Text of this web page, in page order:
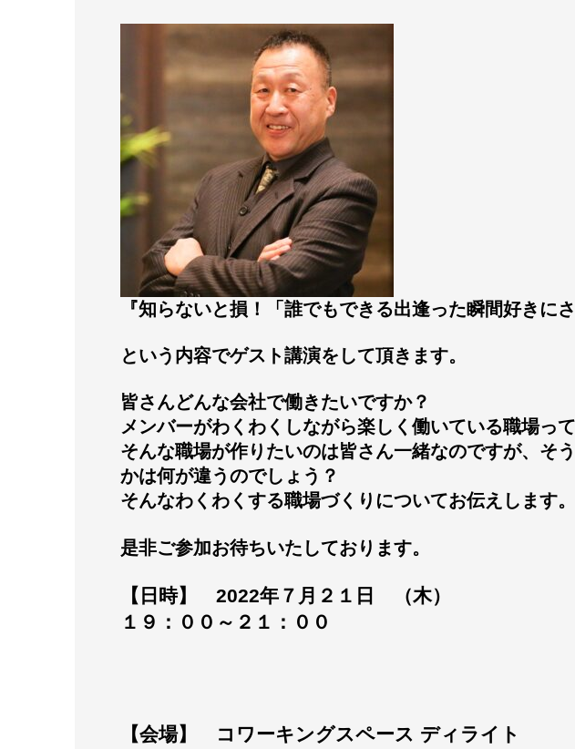
『知らないと損！「誰でもできる出逢った瞬間好きにさ
という内容でゲスト講演をして頂きます。
皆さんどんな会社で働きたいですか？
メンバーがわくわくしながら楽しく働いている職場って
そんな職場が作りたいのは皆さん一緒なのですが、そ
かは何が違うのでしょう？
そんなわくわくする職場づくりについてお伝えします。
是非ご参加お待ちいたしております。
【日時】 2022年７月２１日 （木）
１９：００～２１：００
【会場】 コワーキングスペース ディライト